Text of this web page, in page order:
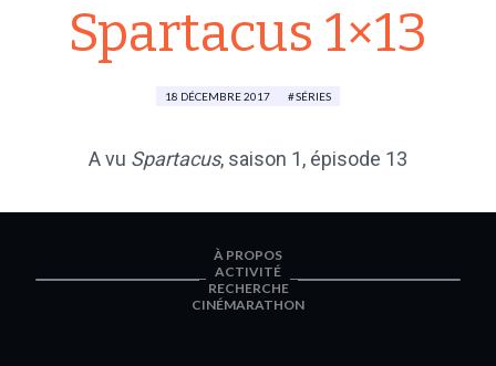
Spartacus 1×13
18 DÉCEMBRE 2017 SÉRIES
A vu Spartacus, saison 1, épisode 13
À PROPOS
ACTIVITÉ
RECHERCHE
CINÉMARATHON